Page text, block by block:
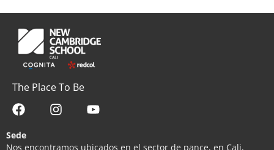
The Place To Be
Sede
Nos encontramos ubicados en el sector de pance, en Cali,